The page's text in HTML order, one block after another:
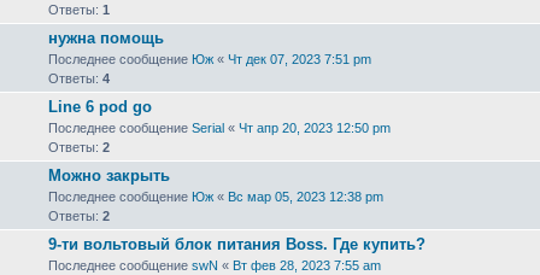
Ответы: 1
нужна помощь
Последнее сообщение Юж « Чт дек 07, 2023 7:51 pm
Ответы: 4
Line 6 pod go
Последнее сообщение Serial « Чт апр 20, 2023 12:50 pm
Ответы: 2
Можно закрыть
Последнее сообщение Юж « Вс мар 05, 2023 12:38 pm
Ответы: 2
9-ти вольтовый блок питания Boss. Где купить?
Последнее сообщение swN « Вт фев 28, 2023 7:55 am